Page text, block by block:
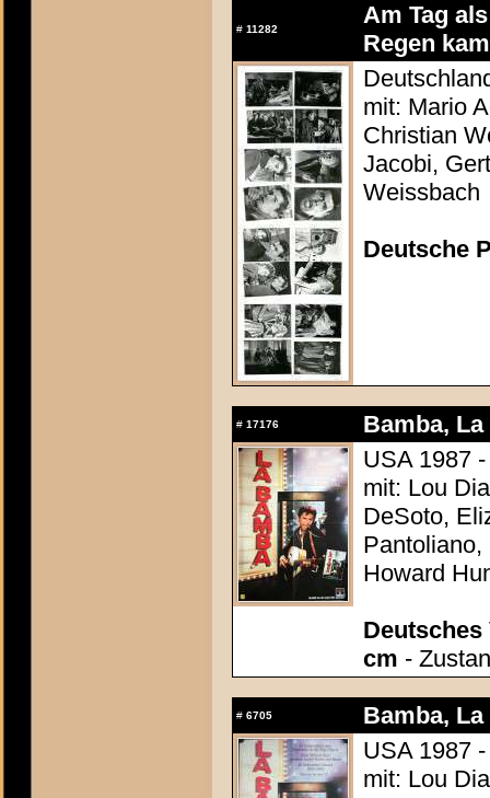
# 11282
Am Tag
Regen
mit: Mario
Christian
Jacobi,
Weissbach
Deutsche
# 17176
Bamba,
USA 1987
mit: Lou
DeSoto,
Howard
Deutsches
cm -
# 6705
Bamba,
USA 1987
mit: Lou